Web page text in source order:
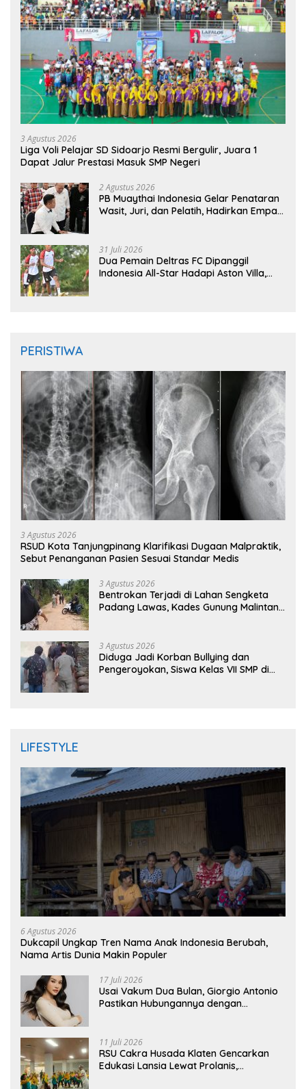
3 Agustus 2026
Liga Voli Pelajar SD Sidoarjo Resmi Bergulir, Juara 1
Dapat Jalur Prestasi Masuk SMP Negeri
2 Agustus 2026
PB Muaythai Indonesia Gelar Penataran
Wasit, Juri, dan Pelatih, Hadirkan Empat
31 Juli 2026
Dua Pemain Deltras FC Dipanggil
Indonesia All-Star Hadapi Aston Villa,
PERISTIWA
3 Agustus 2026
RSUD Kota Tanjungpinang Klarifikasi Dugaan Malpraktik,
Sebut Penanganan Pasien Sesuai Standar Medis
3 Agustus 2026
Bentrokan Terjadi di Lahan Sengketa
Padang Lawas, Kades Gunung Malintang
3 Agustus 2026
Diduga Jadi Korban Bullying dan
Pengeroyokan, Siswa Kelas VII SMP di
LIFESTYLE
6 Agustus 2026
Dukcapil Ungkap Tren Nama Anak Indonesia Berubah,
Nama Artis Dunia Makin Populer
17 Juli 2026
Usai Vakum Dua Bulan, Giorgio Antonio
Pastikan Hubungannya dengan
11 Juli 2026
RSU Cakra Husada Klaten Gencarkan
Edukasi Lansia Lewat Prolanis,